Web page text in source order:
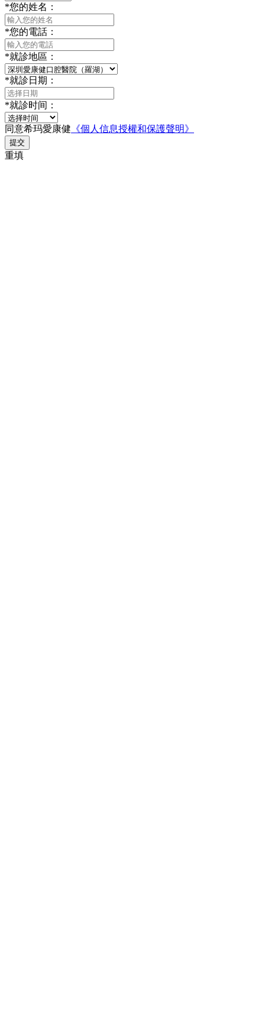
*您的姓名：
*您的電話：
*就診地區：
*就診日期：
*就診时间：
同意希玛愛康健 《個人信息授權和保護聲明》
提交
重填